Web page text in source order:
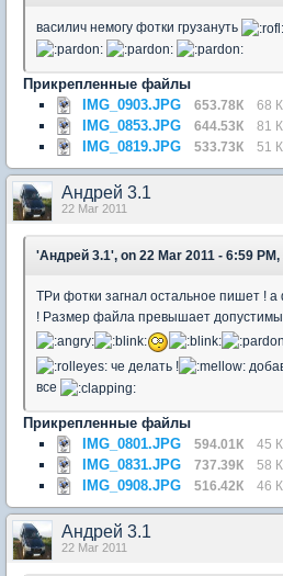
василич немогу фотки грузануть
Прикрепленные файлы
IMG_0903.JPG
653.78К 68
IMG_0853.JPG 644.53К 81
IMG_0819.JPG 533.73К 51
Андрей 3.1
22 Mar 2011
'Андрей 3.1', on 22 Mar 2011 - 6:59 PM,
ТРи фотки загнал остальное пишет ! а
! Размер файла превышает
че делать !
все
Прикрепленные файлы
IMG_0801.JPG
594.01К 45
IMG_0831.JPG 737.39К 58
IMG_0908.JPG 516.42К 46
Андрей 3.1
22 Mar 2011